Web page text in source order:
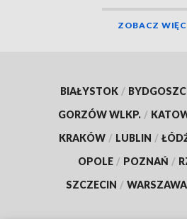
ZOBACZ
BIAŁYSTOK /
GORZÓW WLKP. /
KRAKÓW / LUBLIN /
OPOLE / POZNAŃ /
SZCZECIN / WARSZAWA